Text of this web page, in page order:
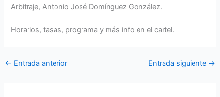
Arbitraje, Antonio José Domínguez González.
Horarios, tasas, programa y más info en el cartel.
← Entrada anterior Entrada siguiente →